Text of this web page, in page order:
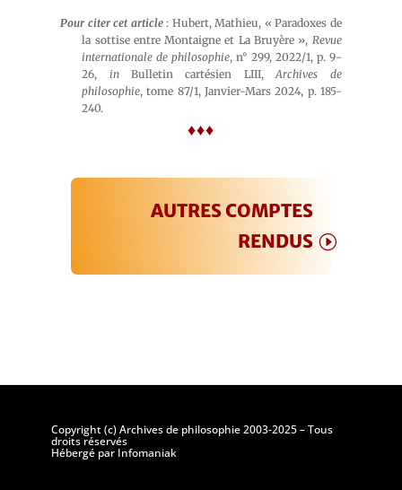
Pour citer cet article: Hubert, Mathieu, « Paradoxes de
la sottise entre Montaigne et La Bruyère », Revue
internationale de philosophie, n° 299, 2022/1, p. 9-
26, inBulletin cartésien LIII,Archives de
philosophie, tome 87/1, Janvier-Mars 2024, p. 185-
240.
♦♦♦
AUTRES COMPTES
RENDUS
Copyright (c) Archives de philosophie 2003-2025 – Tous
droits réservés
Hébergé par Infomaniak